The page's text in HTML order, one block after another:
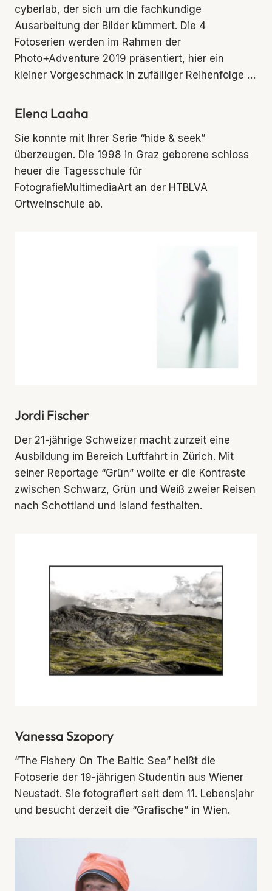
cyberlab, der sich um die fachkundige
Ausarbeitung der Bilder kümmert. Die 4
Fotoserien werden im Rahmen der
Photo+Adventure 2019 präsentiert, hier ein
kleiner Vorgeschmack in zufälliger Reihenfolge …
Elena Laaha
Sie konnte mit Ihrer Serie “hide & seek”
überzeugen. Die 1998 in Graz geborene schloss
heuer die Tagesschule für
FotografieMultimediaArt an der HTBLVA
Ortweinschule ab.
Jordi Fischer
Der 21-jährige Schweizer macht zurzeit eine
Ausbildung im Bereich Luftfahrt in Zürich. Mit
seiner Reportage “Grün” wollte er die Kontraste
zwischen Schwarz, Grün und Weiß zweier Reisen
nach Schottland und Island festhalten.
Vanessa Szopory
“The Fishery On The Baltic Sea” heißt die
Fotoserie der 19-jährigen Studentin aus Wiener
Neustadt. Sie fotografiert seit dem 11. Lebensjahr
und besucht derzeit die “Grafische” in Wien.